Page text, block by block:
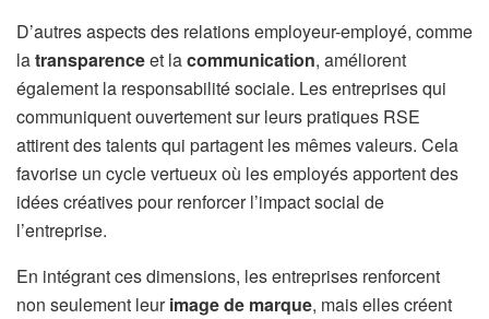
D’autres aspects des relations employeur-employé, comme
latransparenceet lacommunication, améliorent
également la responsabilité sociale. Les entreprises qui
communiquent ouvertement sur leurs pratiques RSE
attirent des talents qui partagent les mêmes valeurs. Cela
favorise un cycle vertueux où les employés apportent des
idées créatives pour renforcer l’impact social de
l’entreprise.
En intégrant ces dimensions, les entreprises renforcent
non seulement leurimage de marque, mais elles créent